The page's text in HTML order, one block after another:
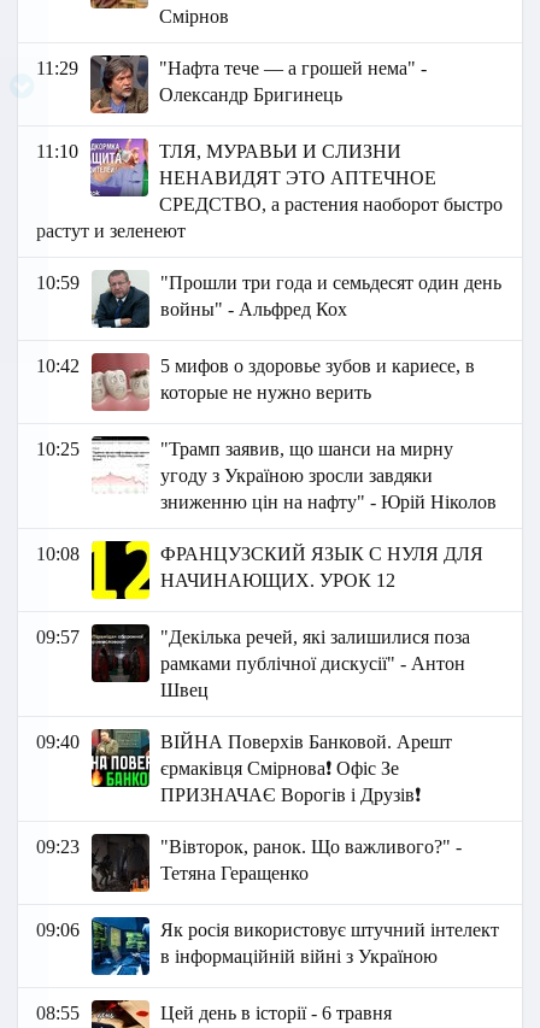
Смірнов
11:29
"Нафта тече — а грошей нема" -
Олександр Бригинець
11:10
ТЛЯ, МУРАВЬИ И СЛИЗНИ
НЕНАВИДЯТ ЭТО АПТЕЧНОЕ
СРЕДСТВО, а растения наоборот быстро
растут и зеленеют
10:59
"Прошли три года и семьдесят один день
войны" - Альфред Кох
10:42
5 мифов о здоровье зубов и кариесе, в
которые не нужно верить
10:25
"Трамп заявив, що шанси на мирну
угоду з Україною зросли завдяки
зниженню цін на нафту" - Юрій Ніколов
10:08
ФРАНЦУЗСКИЙ ЯЗЫК C НУЛЯ ДЛЯ
НАЧИНАЮЩИХ. УРОК 12
09:57
"Декілька речей, які залишилися поза
рамками публічної дискусії" - Антон
Швец
09:40
ВІЙНА Поверхів Банковой. Арешт
єрмаківця Смірнова❗ Офіс Зе
ПРИЗНАЧАЄ Ворогів і Друзів❗
09:23
"Вівторок, ранок. Що важливого?" -
Тетяна Геращенко
09:06
Як росія використовує штучний інтелект
в інформаційній війні з Україною
08:55 Цей день в історії - 6 травня